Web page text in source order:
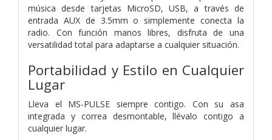
música desde tarjetas MicroSD, USB, a través de
entrada AUX de 3.5mm o simplemente conecta la
radio. Con función manos libres, disfruta de una
versatilidad total para adaptarse a cualquier situación.
Portabilidad y Estilo en Cualquier
Lugar
Lleva el MS-PULSE siempre contigo. Con su asa
integrada y correa desmontable, llévalo contigo a
cualquier lugar.